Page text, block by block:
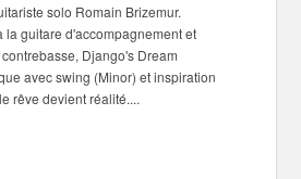
solo Romain Brizemur.
la guitare d'accompagnement et
Django's Dream
avec swing (Minor) et inspiration
rêve devient réalité....